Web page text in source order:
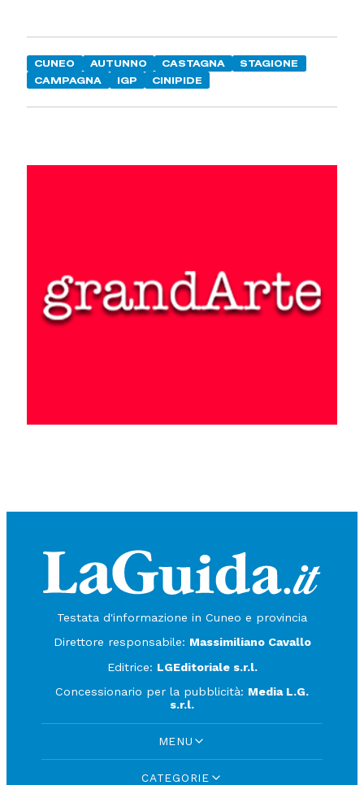
CUNEO AUTUNNO CASTAGNA
STAGIONE
CAMPAGNA
IGP CINIPIDE
Testata d'informazione in Cuneo e provincia
Direttore responsabile: Massimiliano Cavallo
Editrice: LGEditoriale s.r.l.
Concessionario per la pubblicità: Media L.G.
s.r.l.
MENU
CATEGORIE